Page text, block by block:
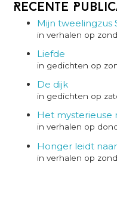
Recente
Mijn tweelingzus
in verhalen op
Liefde
in gedichten op
De dijk
in gedichten op
Het mysterieuse
in verhalen op
Honger leidt
in verhalen op